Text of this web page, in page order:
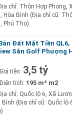
chỉ: Thôn Hợp Phong,
Hòa Bình (Địa chỉ cũ:
Phú Thọ)
Đất Mặt Tiền
Sân Golf Phượng
Giá tiền: 3,5 tỷ
Diện tích: 195 m² m2
chỉ: Quốc lộ 6, Xã
Bình (Địa chỉ cũ: Quốc lộ